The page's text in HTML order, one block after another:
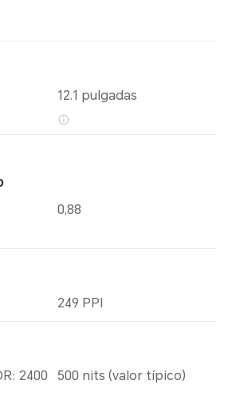
2400
12.1 pulgadas
0,88
249 PPI
500 nits (valor típico)